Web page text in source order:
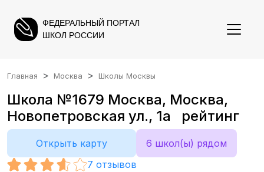
ФЕДЕРАЛЬНЫЙ ПОРТАЛ
ШКОЛ РОССИИ
Главная Москва Школы Москвы
Школа №1679 Москва, Москва,
Новопетровская ул., 1а рейтинг
Открыть карту
6 школ(ы) рядом
7 отзывов